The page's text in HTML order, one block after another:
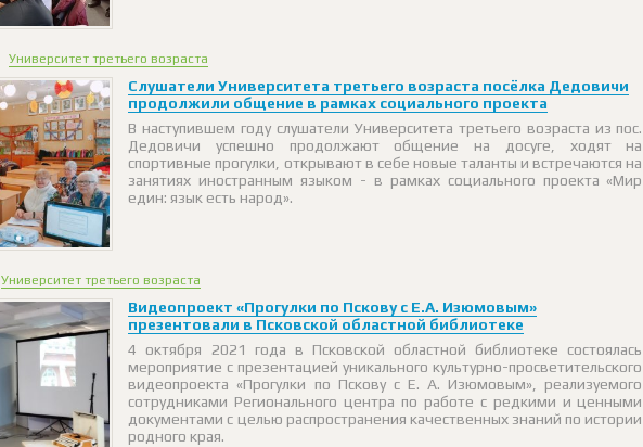
Университет третьего возраста
Слушатели Университета третьего возраста посёлка Дедовичи
продолжили общение в рамках социального проекта
В наступившем году слушатели Университета третьего возраста из пос.
Дедовичи успешно продолжают общение на досуге, ходят на
спортивные прогулки, открывают в себе новые таланты и встречаются на
занятиях иностранным языком - в рамках социального проекта «Мир
един: язык есть народ».
Университет третьего возраста
Видеопроект «Прогулки по Пскову с Е.А. Изюмовым»
презентовали в Псковской областной библиотеке
4 октября 2021 года в Псковской областной библиотеке состоялась
мероприятие с презентацией уникального культурно-просветительского
видеопроекта «Прогулки по Пскову с Е. А. Изюмовым», реализуемого
сотрудниками Регионального центра по работе с редкими и ценными
документами с целью распространения качественных знаний по истории
родного края.